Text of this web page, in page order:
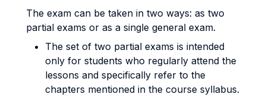
The exam can be taken in two ways: as two
partial exams or as a single general exam.
The set of two partial exams is intended
only for students who regularly attend the
lessons and specifically refer to the
chapters mentioned in the course syllabus.